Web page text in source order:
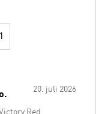
1
20. juli 2026
Red